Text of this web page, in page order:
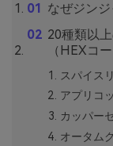
なぜジン
20種類以
（HEXコ
スパイス
アプリコ
カッパー
オータム